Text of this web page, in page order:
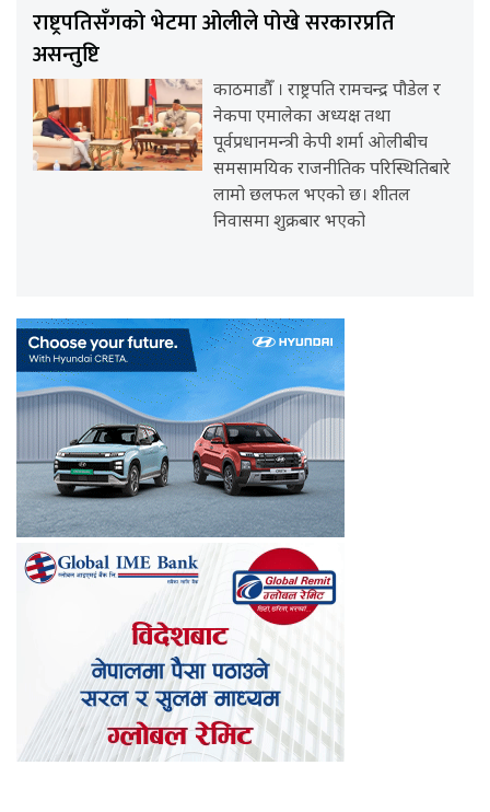
राष्ट्रपतिसँगको भेटमा ओलीले पोखे सरकारप्रति
असन्तुष्टि
काठमाडौँ । राष्ट्रपति रामचन्द्र पौडेल र
नेकपा एमालेका अध्यक्ष तथा
पूर्वप्रधानमन्त्री केपी शर्मा ओलीबीच
समसामयिक राजनीतिक परिस्थितिबारे
लामो छलफल भएको छ। शीतल
निवासमा शुक्रबार भएको